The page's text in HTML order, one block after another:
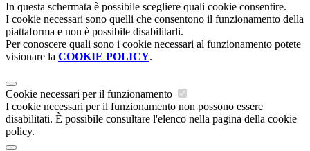
In questa schermata è possibile scegliere quali cookie consentire.
I cookie necessari sono quelli che consentono il funzionamento della
piattaforma e non è possibile disabilitarli.
Per conoscere quali sono i cookie necessari al funzionamento potete
visionare la COOKIE POLICY.
Cookie necessari per il funzionamento
I cookie necessari per il funzionamento non possono essere
disabilitati. È possibile consultare l'elenco nella pagina della cookie
policy.